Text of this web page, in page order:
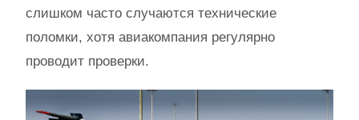
слишком часто случаются технические
поломки, хотя авиакомпания регулярно
проводит проверки.